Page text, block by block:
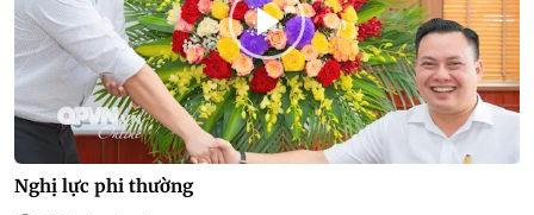
Nghị lực phi thường